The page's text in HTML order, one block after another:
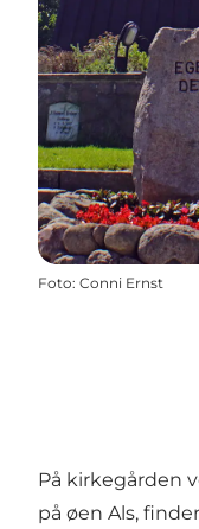
Foto: Conni Ernst
På kirkegården
på øen Als,